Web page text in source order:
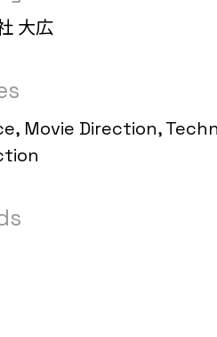
大広
Movie Direction,